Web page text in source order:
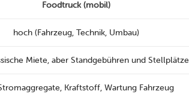
Foodtruck (mobil)
hoch (Fahrzeug, Technik, Umbau)
Miete, aber Standgebühren und Stellplätze
Kraftstoff, Wartung Fahrzeug